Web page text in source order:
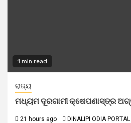
1 min read
ରାଜ୍ୟ
ମଧ୍ୟମ ଦୂରଗାମୀ କ୍ଷେପଣାସ୍ତ୍ର
21 hours ago DINALIPI ODIA PORTAL